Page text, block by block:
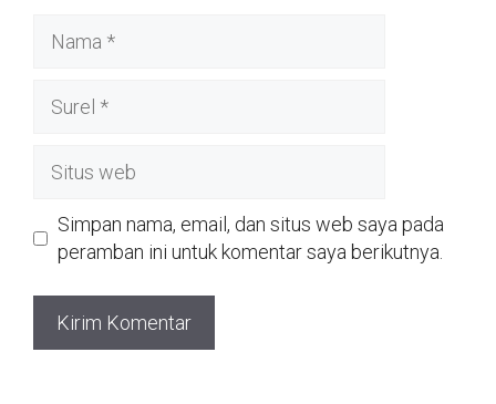
web
Simpan nama, email, dan situs web saya pada
peramban ini untuk komentar saya berikutnya.